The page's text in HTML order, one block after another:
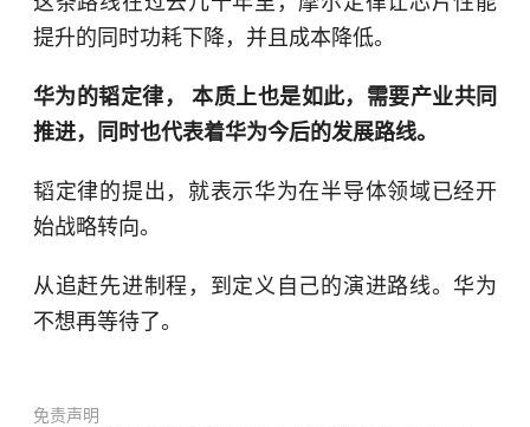
提升的同时功耗下降，并且成本降低。
华为的韬定律， 本质上也是如此，需要产业共同
推进，同时也代表着华为今后的发展路线。
韬定律的提出，就表示华为在半导体领域已经开
始战略转向。
从追赶先进制程，到定义自己的演进路线。华为
不想再等待了。
免责声明